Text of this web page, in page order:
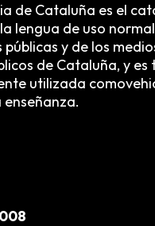
de Cataluña es el
lengua de uso
y de los
de Cataluña, y es
utilizada